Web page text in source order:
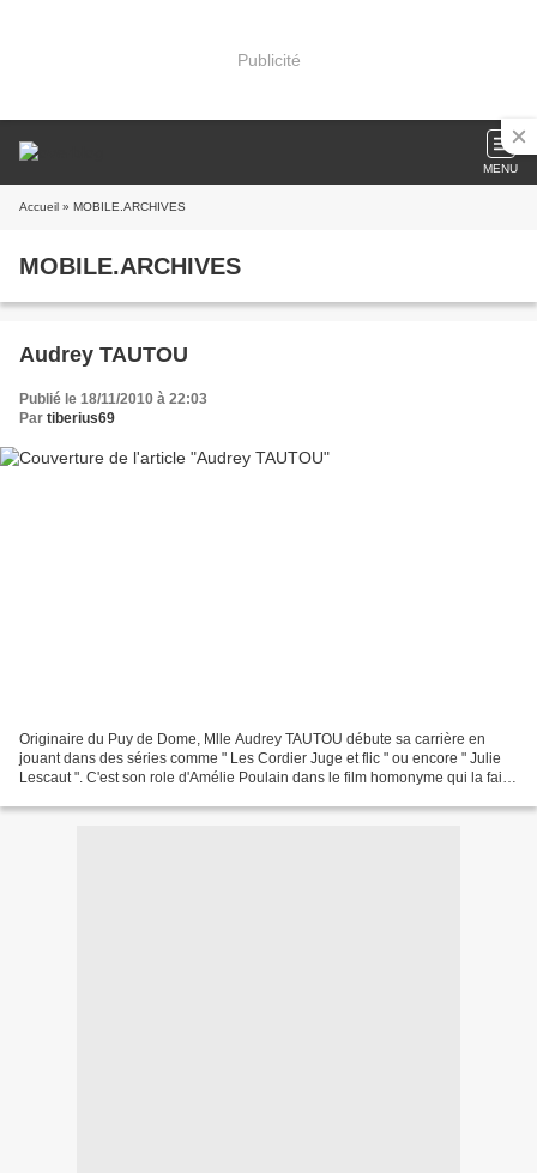
Publicité
MENU
Accueil » MOBILE.ARCHIVES
MOBILE.ARCHIVES
Audrey TAUTOU
Publié le 18/11/2010 à 22:03
Par tiberius69
Originaire du Puy de Dome, Mlle Audrey TAUTOU débute sa carrière en
jouant dans des séries comme " Les Cordier Juge et flic " ou encore " Julie
Lescaut ". C'est son role d'Amélie Poulain dans le film homonyme qui la fait